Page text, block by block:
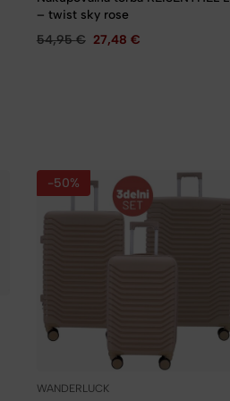
– twist sky rose
54,95€ 27,48 €
-50%
WANDERLUCK